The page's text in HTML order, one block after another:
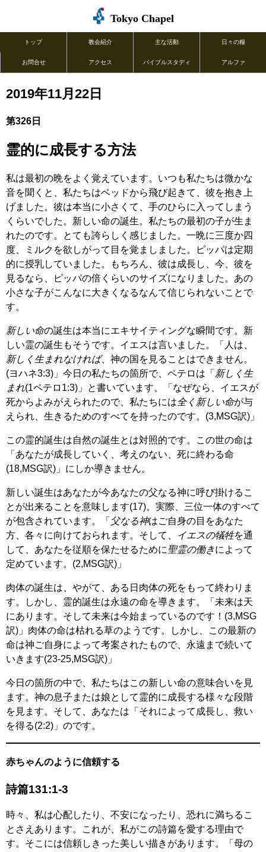
Tokyo Chapel
トップ 教会紹介 主な活動 日々の糧
お問合せ アクセス バイブルスタディ アルファ
2019年11月22日
第326日
霊的に成長する方法
私は最初の晩をよく覚えています。いつも私たちは微かな
音を聞くと、私たちはベッドから飛び起きて、彼を抱き上
げました。彼は本当に小さくて、手のひらに入ってしまう
くらいでした。新しい命の誕生。私たちの最初の子が生ま
れたのです。とても誇らしく感じました。一晩に三度か四
度、ミルクを欲しがって目を覚ましました。ピッパは定期
的に授乳していました。もちろん、彼は成長し、今、彼を
見るなら、ピッパの倍くらいのサイズになりました。あの
小さな子がこんなに大きくなるなんて信じられないことで
す。
新しい命の誕生は本当にエキサイティングな瞬間です。新
しい霊の誕生もそうです。イエスは言いました。「人は、
新しく生まれなければ、神の国を見ることはできません。
(ヨハネ3:3)」今日の私たちの箇所で、ペテロは「 新しく生
まれ(1ペテロ1:3)」と書いています。「なぜなら、イエスが
死からよみがえられたので、私たちには全く新しい命が与
えられ、生きるためのすべてを持ったのです。(3,MSG訳)」
この霊的誕生は自然の誕生とは対照的です。この世の命は
「あなたが成長していく、考えのない、死に終わる命
(18,MSG訳)」にしか導きません。
新しい誕生はあなたが今あなたの父なる神に呼び掛けるこ
とが出来ることを意味します(17)。実際、三位一体のすべて
が包含されています。「 父なる神はご自身の目をあなた
方、各々に向けておられます。そして、
イエスの犠牲を通
して、あなたを従順を保たせるために 聖霊の働きによって
定めています。(2,MSG訳)」
肉体の誕生は、やがて、ある日肉体の死をもって終わりま
す。しかし、霊的誕生は永遠の命を導きます。「未来は天
にあります。そして未来は今始まっているのです！(3,MSG
訳)」肉体の命は枯れる草のようです。しかし、この最新の
命は神ご自身によって考案されたもので、永遠まで続いて
いきます(23-25,MSG訳)」
今日の箇所の中で、私たちはこの新しい命の意味合いを見
ます。神の息子または娘として霊的に成長する様々な段階
を見ます。そして、あなたは「それによって成長し、救い
を得る(2:2)」のです。
赤ちゃんのように信頼する
詩篇131:1-3
時々、私は心配したり、不安になったり、恐れに満ちるこ
とさえあります。これが、私がこの詩篇を愛する理由で
す。そこには信頼しきった美しい描きがあります。「母の